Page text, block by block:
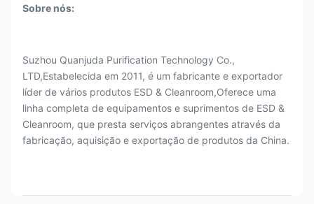
Sobre nós:
Suzhou Quanjuda Purification Technology Co.,
LTD,Estabelecida em 2011, é um fabricante e exportador
líder de vários produtos ESD & Cleanroom,Oferece uma
linha completa de equipamentos e suprimentos de ESD &
Cleanroom, que presta serviços abrangentes através da
fabricação, aquisição e exportação de produtos da China.